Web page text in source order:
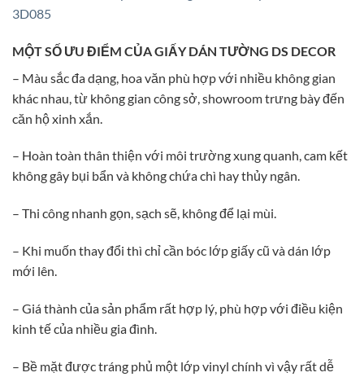
3D085
MỘT SỐ ƯU ĐIỂM CỦA GIẤY DÁN TƯỜNG DS DECOR
– Màu sắc đa dạng, hoa văn phù hợp với nhiều không gian
khác nhau, từ không gian công sở, showroom trưng bày đến
căn hộ xinh xắn.
– Hoàn toàn thân thiện với môi trường xung quanh, cam kết
không gây bụi bẩn và không chứa chì hay thủy ngân.
– Thi công nhanh gọn, sạch sẽ, không để lại mùi.
– Khi muốn thay đổi thì chỉ cần bóc lớp giấy cũ và dán lớp
mới lên.
– Giá thành của sản phẩm rất hợp lý, phù hợp với điều kiện
kinh tế của nhiều gia đình.
– Bề mặt được tráng phủ một lớp vinyl chính vì vậy rất dễ